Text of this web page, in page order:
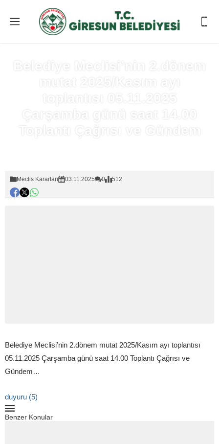
Belediye Meclisi’nin 2.dönem
mutat 2025/Kasım ayı
toplantısı 05.11.2025
Çarşamba günü saat 14.00
Toplantı Çağrısı ve Gündem
Meclis Kararları 03.11.2025 0 512
Belediye Meclisi’nin 2.dönem mutat 2025/Kasım ayı toplantısı
05.11.2025 Çarşamba günü saat 14.00 Toplantı Çağrısı ve
Gündem…
duyuru (5)
Benzer Konular